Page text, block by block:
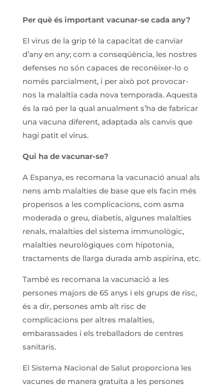
Per què és important vacunar-se cada any?
El virus de la grip té la capacitat de canviar
d’any en any; com a conseqüència, les nostres
defenses no són capaces de reconèixer-lo o
només parcialment, i per això pot provocar-
nos la malaltia cada nova temporada. Aquesta
és la raó per la qual anualment s’ha de fabricar
una vacuna diferent, adaptada als canvis que
hagi patit el virus.
Qui ha de vacunar-se?
A Espanya, es recomana la vacunació anual als
nens amb malalties de base que els facin més
propensos a les complicacions, com asma
moderada o greu, diabetis, algunes malalties
renals, malalties del sistema immunològic,
malalties neurològiques com hipotonia,
tractaments de llarga durada amb aspirina, etc.
També es recomana la vacunació a les
persones majors de 65 anys i els grups de risc,
és a dir, persones amb alt risc de
complicacions per altres malalties,
embarassades i els treballadors de centres
sanitaris.
El Sistema Nacional de Salut proporciona les
vacunes de manera gratuïta a les persones